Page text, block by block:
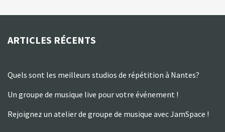
ARTICLES RÉCENTS
Quels sont les meilleurs studios de répétition à Nantes?
Un groupe de musique live pour votre événement !
Rejoignez un atelier de groupe de musique avec JamSpace !